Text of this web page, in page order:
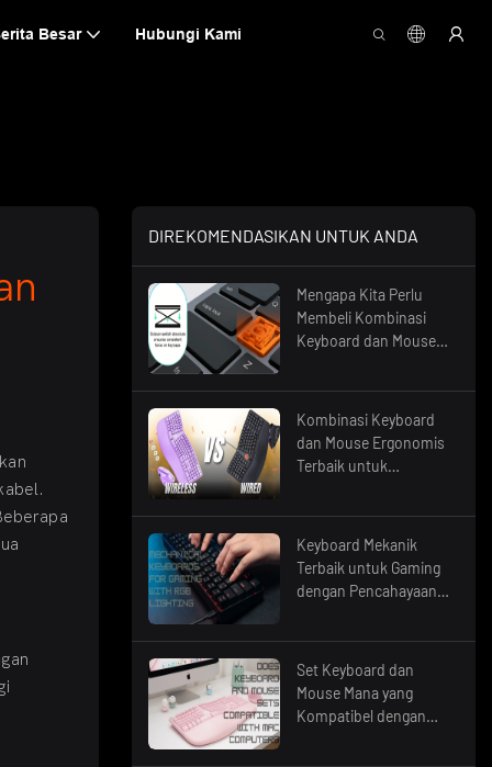
Besar Hubungi Kami
DIREKOMENDASIKAN UNTUK ANDA
Mengapa Kita Perlu
Membeli Kombinasi
Keyboard dan Mouse
untuk Ruang Kerja
Bersama?
Kombinasi Keyboard
dan Mouse Ergonomis
Terbaik untuk
Keyboard Mekanik
Terbaik untuk Gaming
dengan Pencahayaan
Set Keyboard dan
Mouse Mana yang
Kompatibel dengan